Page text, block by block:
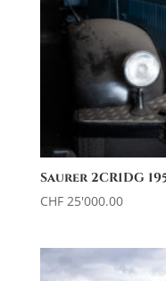
Saurer 2CR1DG
CHF25'000.00